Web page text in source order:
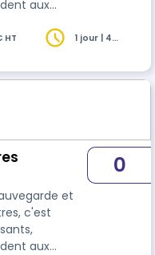
aux
à
et plus
HT
1 jour | 4
et
c'est
aux
0